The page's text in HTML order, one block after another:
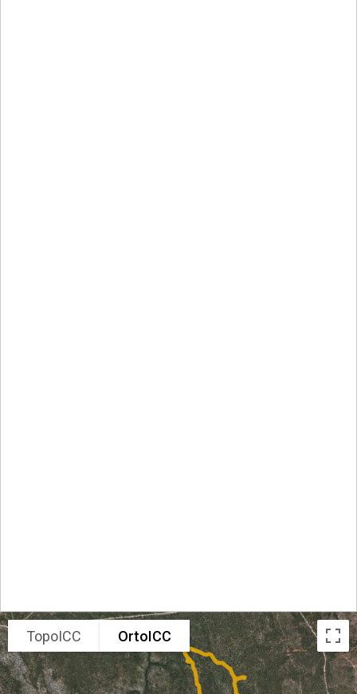
TopoICC OrtoICC